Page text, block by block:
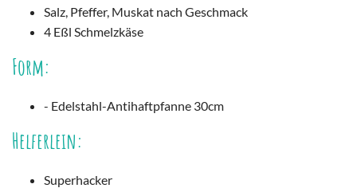
Salz, Pfeffer, Muskat nach Geschmack
4 Eßl Schmelzkäse
Form:
- Edelstahl-Antihaftpfanne 30cm
Helferlein:
Superhacker